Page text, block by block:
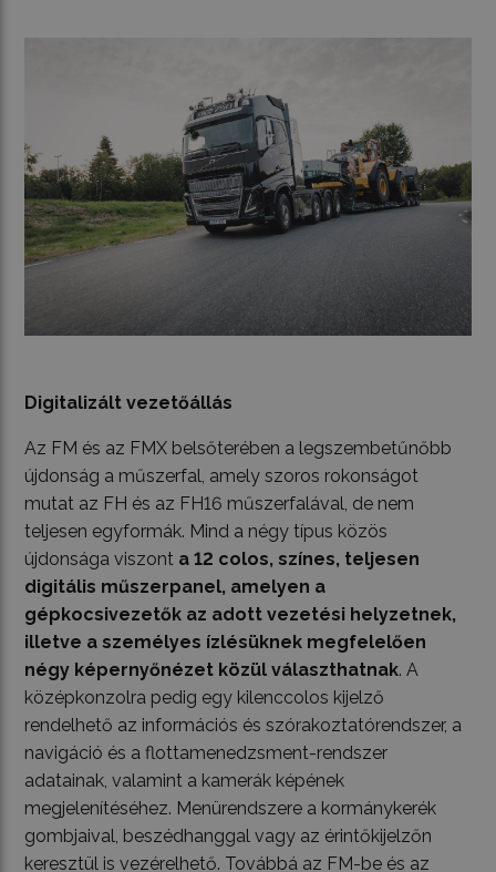
Digitalizált vezetőállás
Az FM és az FMX belsőterében a legszembetűnőbb
újdonság a műszerfal, amely szoros rokonságot
mutat az FH és az FH16 műszerfalával, de nem
teljesen egyformák. Mind a négy típus közös
újdonsága viszont a 12 colos, színes, teljesen
digitális műszerpanel, amelyen a
gépkocsivezetők az adott vezetési helyzetnek,
illetve a személyes ízlésüknek megfelelően
négy képernyőnézet közül választhatnak. A
középkonzolra pedig egy kilenccolos kijelző
rendelhető az információs és szórakoztatórendszer, a
navigáció és a flottamenedzsment-rendszer
adatainak, valamint a kamerák képének
megjelenítéséhez. Menürendszere a kormánykerék
gombjaival, beszédhanggal vagy az érintőkijelzőn
keresztül is vezérelhető. Továbbá az FM-be és az